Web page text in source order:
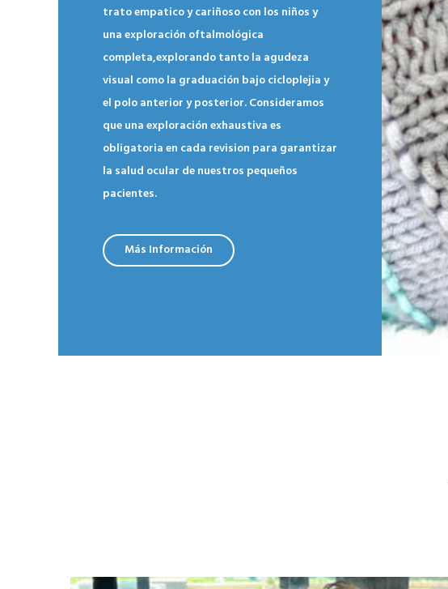
trato empatico y cariñoso con los niños y
una exploración oftalmológica
completa,explorando tanto la agudeza
visual como la graduación bajo cicloplejia y
el polo anterior y posterior. Consideramos
que una exploración exhaustiva es
obligatoria en cada revision para garantizar
la salud ocular de nuestros pequeños
pacientes.
Más Información